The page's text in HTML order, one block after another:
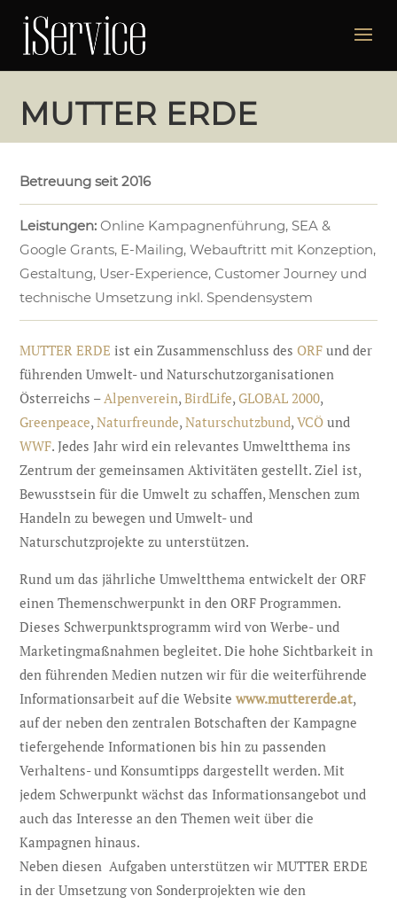
MUTTER ERDE
Betreuung seit 2016
Leistungen:Online Kampagnenführung, SEA &
Google Grants, E-Mailing, Webauftritt mit Konzeption,
Gestaltung, User-Experience, Customer Journey und
technische Umsetzung inkl. Spendensystem
MUTTER ERDE ist ein Zusammenschluss desORF und der
führenden Umwelt- und Naturschutzorganisationen
Österreichs –Alpenverein,BirdLife,GLOBAL 2000,
Greenpeace,Naturfreunde,Naturschutzbund,VCÖ und
WWF. Jedes Jahr wird ein relevantes Umweltthema ins
Zentrum der gemeinsamen Aktivitäten gestellt. Ziel ist,
Bewusstsein für die Umwelt zu schaffen, Menschen zum
Handeln zu bewegen und Umwelt- und
Naturschutzprojekte zu unterstützen.
Rund um das jährliche Umweltthema entwickelt der ORF
einen Themenschwerpunkt in den ORF Programmen.
Dieses Schwerpunktsprogramm wird von Werbe- und
Marketingmaßnahmen begleitet. Die hohe Sichtbarkeit in
den führenden Medien nutzen wir für die weiterführende
Informationsarbeit auf die Website www.muttererde.at,
auf der neben den zentralen Botschaften der Kampagne
tiefergehende Informationen bis hin zu passenden
Verhaltens- und Konsumtipps dargestellt werden. Mit
jedem Schwerpunkt wächst das Informationsangebot und
auch das Interesse an den Themen weit über die
Kampagnen hinaus.
Neben diesen Aufgaben unterstützen wir MUTTER ERDE
in der Umsetzung von Sonderprojekten wie den